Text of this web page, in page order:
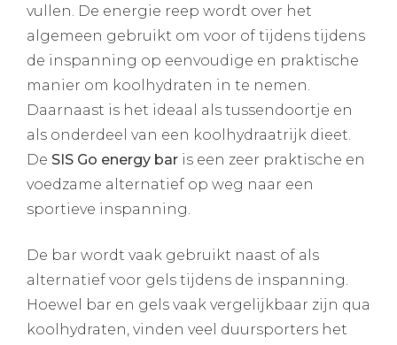
vullen. De energie reep wordt over het
algemeen gebruikt om voor of tijdens tijdens
de inspanning op eenvoudige en praktische
manier om koolhydraten in te nemen.
Daarnaast is het ideaal als tussendoortje en
als onderdeel van een koolhydraatrijk dieet.
De SIS Go energy bar is een zeer praktische en
voedzame alternatief op weg naar een
sportieve inspanning.
De bar wordt vaak gebruikt naast of als
alternatief voor gels tijdens de inspanning.
Hoewel bar en gels vaak vergelijkbaar zijn qua
koolhydraten, vinden veel duursporters het